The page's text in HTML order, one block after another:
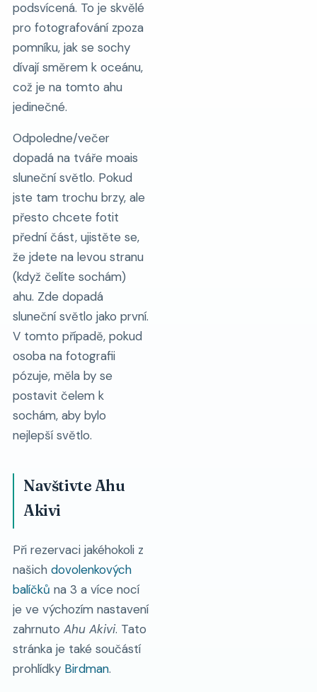
podsvícená. To je skvělé
pro fotografování zpoza
pomníku, jak se sochy
dívají směrem k oceánu,
což je na tomto ahu
jedinečné.
Odpoledne/večer
dopadá na tváře moais
sluneční světlo. Pokud
jste tam trochu brzy, ale
přesto chcete fotit
přední část, ujistěte se,
že jdete na levou stranu
(když čelíte sochám)
ahu. Zde dopadá
sluneční světlo jako první.
V tomto případě, pokud
osoba na fotografii
pózuje, měla by se
postavit čelem k
sochám, aby bylo
nejlepší světlo.
Navštivte Ahu
Akivi
Při rezervaci jakéhokoli z
našich dovolenkových
balíčků na 3 a více nocí
je ve výchozím nastavení
zahrnuto Ahu Akivi. Tato
stránka je také součástí
prohlídky Birdman.